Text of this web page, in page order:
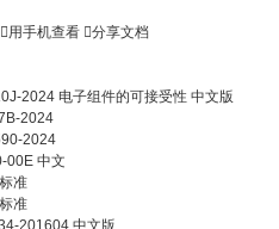
用手机查看 分享文档
2024 电子组件的可接受性 中文版
2024
2024
00E 中文
准
准
201604 中文版